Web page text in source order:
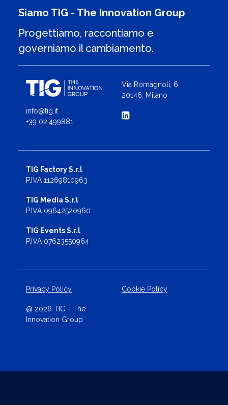
Siamo TIG - The Innovation Group
Progettiamo, raccontiamo e
governiamo il cambiamento.
info@tig.it
+39 02.499881
Via Romagnoli, 6
20146, Milano
TIG Factory S.r.l
P.IVA 11269810963
TIG Media S.r.l
P.IVA 09642520960
TIG Events S.r.l
P.IVA 07623550964
Privacy Policy Cookie Policy
@ 2026 TIG - The
Innovation Group